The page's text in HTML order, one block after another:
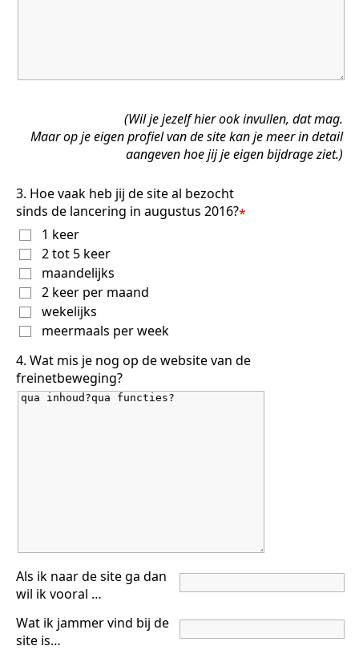
(Wil je jezelf hier ook invullen, dat mag.
Maar op je eigen profiel van de site kan je meer in detail
aangeven hoe jij je eigen bijdrage ziet.)
3. Hoe vaak heb jij de site al bezocht
sinds de lancering in augustus 2016?*
1 keer
2 tot 5 keer
maandelijks
2 keer per maand
wekelijks
meermaals per week
4. Wat mis je nog op de website van de
freinetbeweging?
Als ik naar de site ga dan
wil ik vooral …
Wat ik jammer vind bij de
site is…